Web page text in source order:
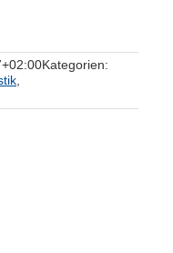
Kategorien: